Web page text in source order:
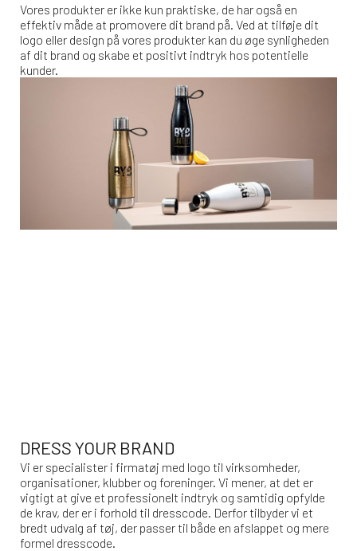
Vores produkter er ikke kun praktiske, de har også en
effektiv måde at promovere dit brand på. Ved at tilføje dit
logo eller design på vores produkter kan du øge synligheden
af dit brand og skabe et positivt indtryk hos potentielle
kunder.
DRESS YOUR BRAND
Vi er specialister i firmatøj med logo til virksomheder,
organisationer, klubber og foreninger. Vi mener, at det er
vigtigt at give et professionelt indtryk og samtidig opfylde
de krav, der er i forhold til dresscode. Derfor tilbyder vi et
bredt udvalg af tøj, der passer til både en afslappet og mere
formel dresscode.